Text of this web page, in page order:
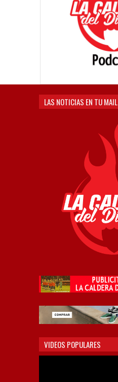
LAS NOTICIAS EN TU MAIL
VIDEOS POPULARES